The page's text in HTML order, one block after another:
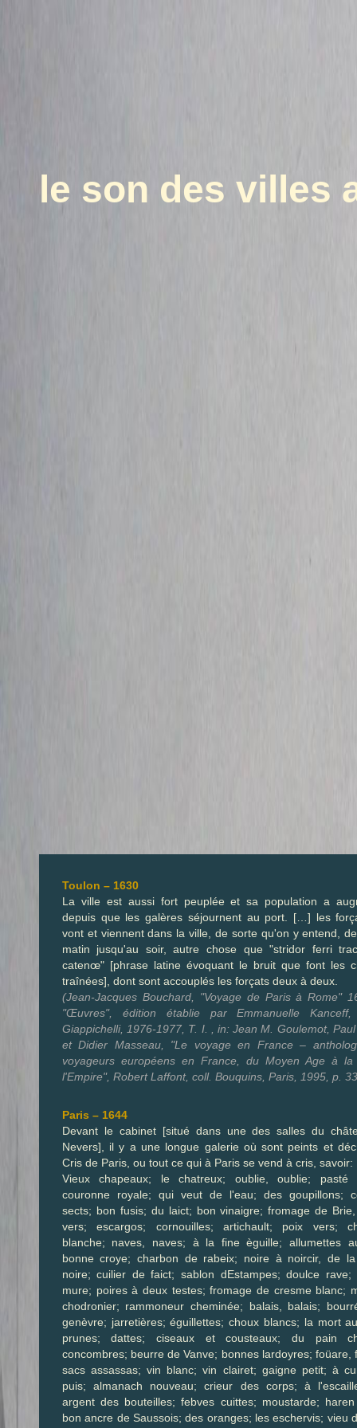
le son des villes
Toulon – 1630
La ville est aussi fort peuplée et sa population a
depuis que les galères séjournent au port. […] les
vont et viennent dans la ville, de sorte qu'on y entend,
matin jusqu'au soir, autre chose que "stridor ferri
catenœ" [phrase latine évoquant le bruit que font les
traînées], dont sont accouplés les forçats deux à deux.
(Jean-Jacques Bouchard, "Voyage de Paris à Rome"
"Œuvres", édition établie par Emmanuelle Kanceff,
Giappichelli, 1976-1977, T. I. , in: Jean M. Goulemot,
et Didier Masseau, "Le voyage en France –
voyageurs européens en France, du Moyen Age à
l'Empire", Robert Laffont, coll. Bouquins, Paris, 1995, p.
Paris – 1644
Devant le cabinet [situé dans une des salles du
Nevers], il y a une longue galerie où sont peints et
Cris de Paris, ou tout ce qui à Paris se vend à cris, savoir:
Vieux chapeaux; le chatreux; oublie, oublie; pasté
couronne royale; qui veut de l'eau; des goupillons;
sects; bon fusis; du laict; bon vinaigre; fromage de
vers; escargos; cornouilles; artichault; poix vers;
blanche; naves, naves; à la fine èguille; allumettes
bonne croye; charbon de rabeix; noire à noircir, de
noire; cuilier de faict; sablon dEstampes; doulce rave;
mure; poires à deux testes; fromage de cresme blanc;
chodronier; rammoneur cheminée; balais, balais;
genèvre; jarretières; éguillettes; choux blancs; la mort
prunes; dattes; ciseaux et cousteaux; du pain
concombres; beurre de Vanve; bonnes lardoyres; foüare,
sacs assassas; vin blanc; vin clairet; gaigne petit; à
puis; almanach nouveau; crieur des corps; à
argent des bouteilles; febves cuittes; moustarde;
bon ancre de Saussois; des oranges; les eschervis; vieu